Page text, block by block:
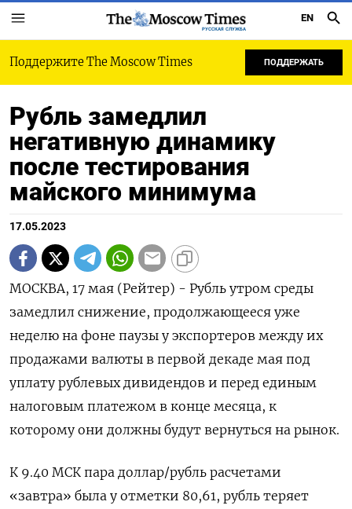
РУССКАЯ СЛУЖБА
EN
Поддержите The Moscow Times ПОДДЕРЖАТЬ
Рубль замедлил
негативную динамику
после тестирования
майского минимума
17.05.2023
МОСКВА, 17 мая (Рейтер) - Рубль утром среды
замедлил снижение, продолжающееся уже
неделю на фоне паузы у экспортеров между их
продажами валюты в первой декаде мая под
уплату рублевых дивидендов и перед единым
налоговым платежом в конце месяца, к
которому они должны будут вернуться на рынок.
К 9.40 МСК пара доллар/рубль расчетами
«завтра» была у отметки 80,61, рубль теряет